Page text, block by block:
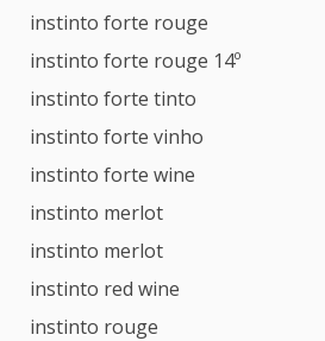
instinto forte rouge
instinto forte rouge 14º
instinto forte tinto
instinto forte vinho
instinto forte wine
instinto merlot
instinto merlot
instinto red wine
instinto rouge